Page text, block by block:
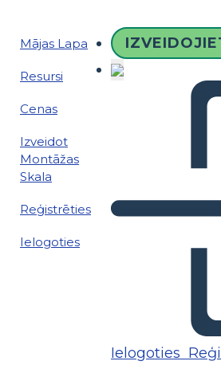
Mājas Lapa
Resursi
Cenas
Izveidot
Montāžas
Skala
Reģistrēties
Ielogoties
Ielogoties